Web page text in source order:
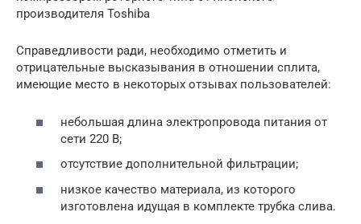
производителя Toshiba
Справедливости ради, необходимо отметить и
отрицательные высказывания в отношении сплита,
имеющие место в некоторых отзывах пользователей:
небольшая длина электропровода питания от
сети 220 В;
отсутствие дополнительной фильтрации;
низкое качество материала, из которого
изготовлена идущая в комплекте трубка слива.